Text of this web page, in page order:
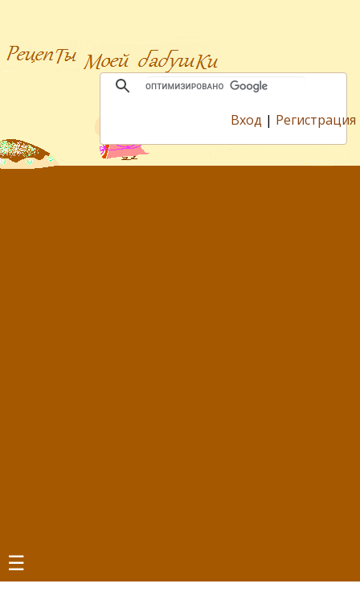
Вход | Регистрация
☰